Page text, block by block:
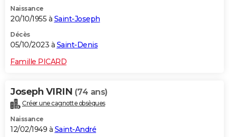
Naissance
20/10/1955 à Saint-Joseph
Décès
05/10/2023 à Saint-Denis
Famille PICARD
Joseph VIRIN (74 ans)
Créer une cagnotte obsèques
Naissance
12/02/1949 à Saint-André